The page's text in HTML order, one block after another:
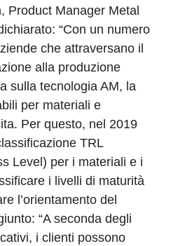
Product Manager Metal
“Con un numero
che attraversano il
alla produzione
sulla tecnologia AM, la
per materiali e
Per questo, nel 2019
TRL
Level) per i materiali e i
i livelli di maturità
l’orientamento del
“A seconda degli
i clienti possono